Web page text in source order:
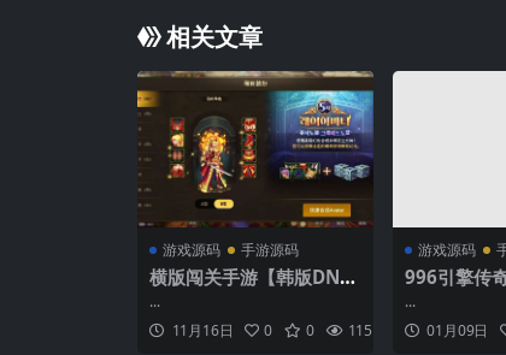
相关文章
游戏源码 手游源码
横版闯关手游【韩版DNF8
0二觉黑龙团本组队修复
版】最新整理单机一键即
玩镜像端+Linux手工端
...
11月16日
0 0 115 0.00
游戏源码
996引擎传
沉默六大陆
N系一键即
客户端+详
...
01月09日